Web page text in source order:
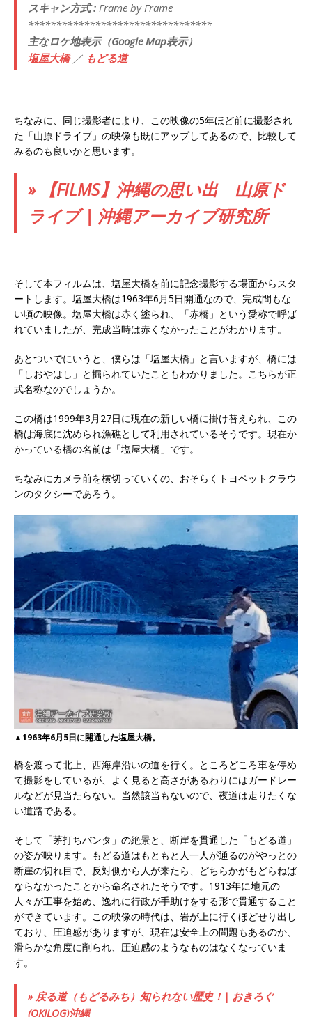
スキャン方式 : Frame by Frame
*********************************
主なロケ地表示（Google Map表示）
塩屋大橋／ もどる道
ちなみに、同じ撮影者により、この映像の5年ほど前に撮影され
た「山原ドライブ」の映像も既にアップしてあるので、比較して
みるのも良いかと思います。
» 【FILMS】沖縄の思い出 山原ド
ライブ | 沖縄アーカイブ研究所
そして本フィルムは、塩屋大橋を前に記念撮影する場面からスタ
ートします。塩屋大橋は1963年6月5日開通なので、完成間もな
い頃の映像。塩屋大橋は赤く塗られ、「赤橋」という愛称で呼ば
れていましたが、完成当時は赤くなかったことがわかります。
あとついでにいうと、僕らは「塩屋大橋」と言いますが、橋には
「しおやはし」と掘られていたこともわかりました。こちらが正
式名称なのでしょうか。
この橋は1999年3月27日に現在の新しい橋に掛け替えられ、この
橋は海底に沈められ漁礁として利用されているそうです。現在か
かっている橋の名前は「塩屋大橋」です。
ちなみにカメラ前を横切っていくの、おそらくトヨペットクラウ
ンのタクシーであろう。
▲1963年6月5日に開通した塩屋大橋。
橋を渡って北上、西海岸沿いの道を行く。ところどころ車を停め
て撮影をしているが、よく見ると高さがあるわりにはガードレー
ルなどが見当たらない。当然該当もないので、夜道は走りたくな
い道路である。
そして「茅打ちバンタ」の絶景と、断崖を貫通した「もどる道」
の姿が映ります。もどる道はもともと人一人が通るのがやっとの
断崖の切れ目で、反対側から人が来たら、どちらかがもどらねば
ならなかったことから命名されたそうです。1913年に地元の
人々が工事を始め、逸れに行政が手助けをする形で貫通すること
ができています。この映像の時代は、岩が上に行くほどせり出し
ており、圧迫感がありますが、現在は安全上の問題もあるのか、
滑らかな角度に削られ、圧迫感のようなものはなくなっていま
す。
» 戻る道（もどるみち）知られない歴史！| おきろぐ
(OKILOG)沖縄